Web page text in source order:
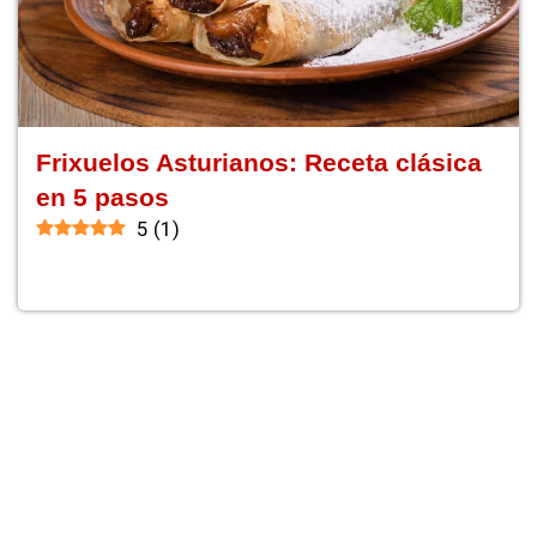
Frixuelos Asturianos: Receta clásica
en 5 pasos
5 (1 )